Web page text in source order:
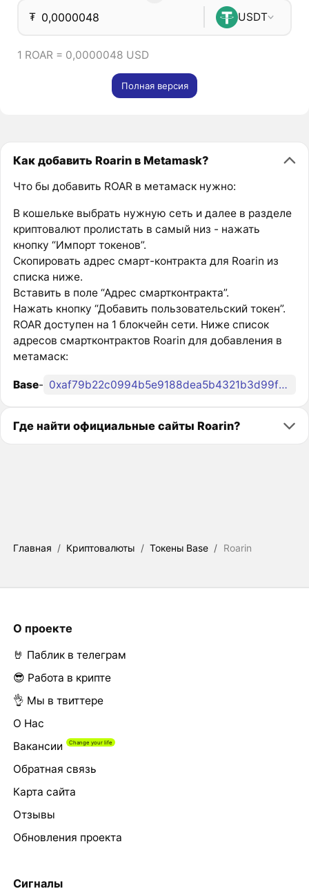
₮ USDT
1 ROAR = 0,0000048 USD
Полная версия
Как добавить Roarin в Metamask?
Что бы добавить ROAR в метамаск нужно:
В кошельке выбрать нужную сеть и далее в разделе
криптовалют пролистать в самый низ - нажать
кнопку “Импорт токенов”.
Скопировать адрес смарт-контракта для Roarin из
списка ниже.
Вставить в поле “Адрес смартконтракта”.
Нажать кнопку “Добавить пользовательский токен”.
ROAR доступен на 1 блокчейн сети. Ниже список
адресов смартконтрактов Roarin для добавления в
метамаск:
Base- 0xaf79b22c0994b5e9188dea5b4321b3d99fadbee9
Где найти официальные сайты Roarin?
Главная / Криптовалюты / Токены Base / Roarin
О проекте
🤘 Паблик в телеграм
😎 Работа в крипте
👌 Мы в твиттере
О Нас
Вакансии
Обратная связь
Карта сайта
Отзывы
Обновления проекта
Сигналы